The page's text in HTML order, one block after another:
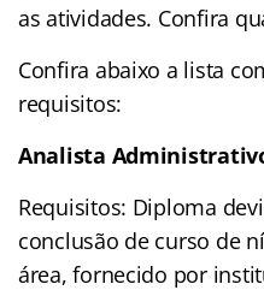
as atividades. Confira
Confira abaixo a lista
requisitos:
Analista
Requisitos: Diploma
conclusão de curso de
área, fornecido por